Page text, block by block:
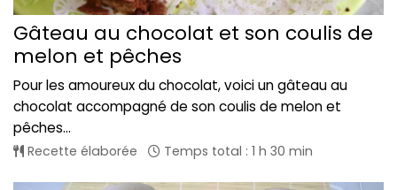
Gâteau au chocolat et son coulis de
melon et pêches
Pour les amoureux du chocolat, voici un gâteau au
chocolat accompagné de son coulis de melon et
pêches...
Recette élaborée Temps total : 1 h 30 min